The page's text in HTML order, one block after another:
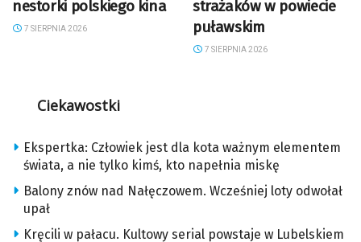
nestorki polskiego kina
7 SIERPNIA 2026
strażaków w powiecie
puławskim
7 SIERPNIA 2026
Ciekawostki
Ekspertka: Człowiek jest dla kota ważnym elementem
świata, a nie tylko kimś, kto napełnia miskę
Balony znów nad Nałęczowem. Wcześniej loty odwołał
upał
Kręcili w pałacu. Kultowy serial powstaje w Lubelskiem